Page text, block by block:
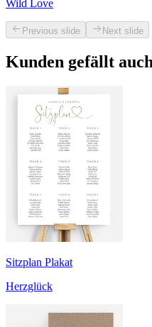
Wild Love
Previous slide Next slide
Kunden gefällt
Sitzplan Plakat
Herzglück